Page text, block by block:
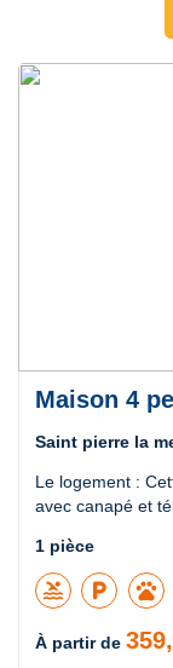
Maison 4
Saint pierre la
Le logement :
avec canapé et
1 pièce
pool local_parking pets
À partir de